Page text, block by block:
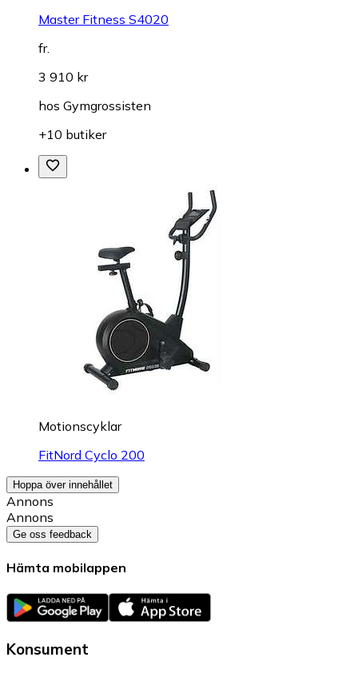
Master Fitness S4020
fr.
3 910 kr
hos Gymgrossisten
+10 butiker
Motionscyklar
FitNord Cyclo 200
Hoppa över innehållet
Annons
Annons
Ge oss feedback
Hämta mobilappen
Konsument